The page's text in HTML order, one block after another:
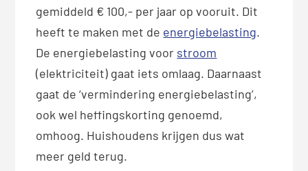
gemiddeld € 100,- per jaar op vooruit. Dit
heeft te maken met de energiebelasting.
De energiebelasting voor stroom
(elektriciteit) gaat iets omlaag. Daarnaast
gaat de ‘vermindering energiebelasting’,
ook wel heffingskorting genoemd,
omhoog. Huishoudens krijgen dus wat
meer geld terug.